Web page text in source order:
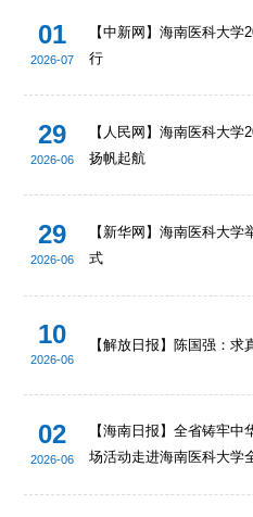
01
2026-07
【中新网】海南医科大
行
29
2026-06
【人民网】海南医科大
扬帆起航
29
2026-06
【新华网】海南医科大
式
10
2026-06
【解放日报】陈国强：求
02
2026-06
【海南日报】全省铸牢
场活动走进海南医科大学